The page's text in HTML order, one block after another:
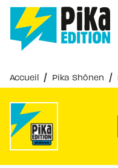
MENU
PIED DE PAGE
Accueil / Pika Shônen /